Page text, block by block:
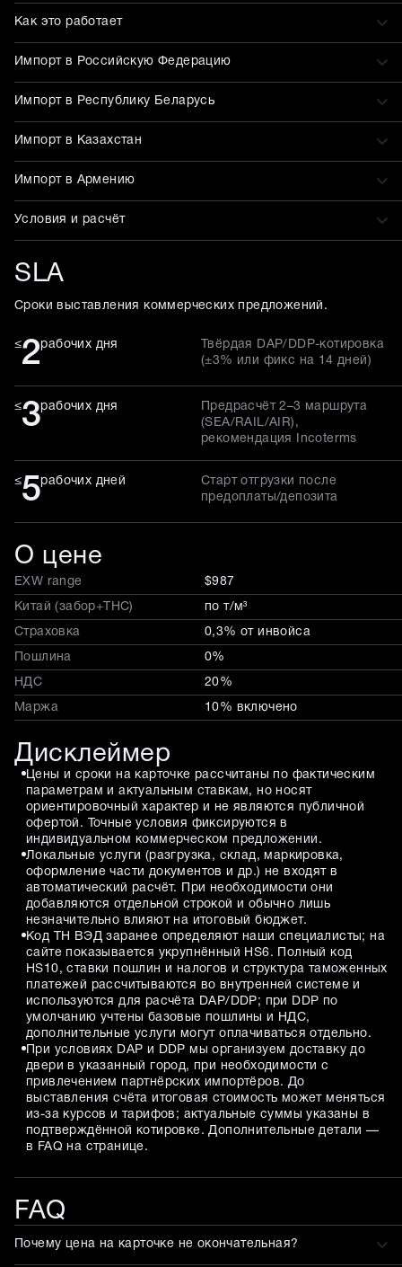
Как это работает
Импорт в Российскую Федерацию
Импорт в Республику Беларусь
Импорт в Казахстан
Импорт в Армению
Условия и расчёт
SLA
Сроки выставления коммерческих предложений.
≤2рабочих дня
Твёрдая DAP/DDP-котировка
(±3% или фикс на 14 дней)
≤3рабочих дня
Предрасчёт 2–3 маршрута
(SEA/RAIL/AIR),
рекомендация Incoterms
≤5рабочих дней
Старт отгрузки после
предоплаты/депозита
О цене
EXW range $987
Китай (забор+THC) по т/м³
Страховка 0,3% от инвойса
Пошлина 0%
НДС 20%
Маржа 10% включено
Дисклеймер
Цены и сроки на карточке рассчитаны по фактическим
параметрам и актуальным ставкам, но носят
ориентировочный характер и не являются публичной
офертой. Точные условия фиксируются в
индивидуальном коммерческом предложении.
Локальные услуги (разгрузка, склад, маркировка,
оформление части документов и др.) не входят в
автоматический расчёт. При необходимости они
добавляются отдельной строкой и обычно лишь
незначительно влияют на итоговый бюджет.
Код ТН ВЭД заранее определяют наши специалисты; на
сайте показывается укрупнённый HS6. Полный код
HS10, ставки пошлин и налогов и структура таможенных
платежей рассчитываются во внутренней системе и
используются для расчёта DAP/DDP; при DDP по
умолчанию учтены базовые пошлины и НДС,
дополнительные услуги могут оплачиваться отдельно.
При условиях DAP и DDP мы организуем доставку до
двери в указанный город, при необходимости с
привлечением партнёрских импортёров. До
выставления счёта итоговая стоимость может меняться
из-за курсов и тарифов; актуальные суммы указаны в
подтверждённой котировке. Дополнительные детали —
в FAQ на странице.
FAQ
Почему цена на карточке не окончательная?